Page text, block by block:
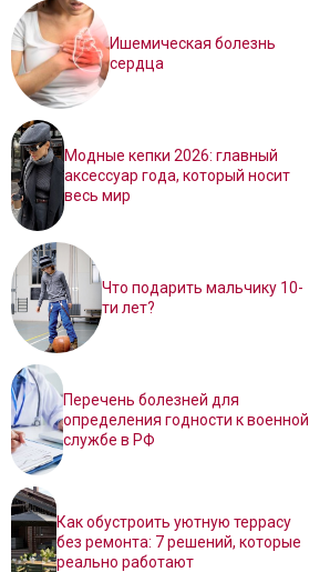
Ишемическая болезнь
сердца
Модные кепки 2026: главный
аксессуар года, который носит
весь мир
Что подарить мальчику 10-
ти лет?
Перечень болезней для
определения годности к военной
службе в РФ
Как обустроить уютную террасу
без ремонта: 7 решений, которые
реально работают